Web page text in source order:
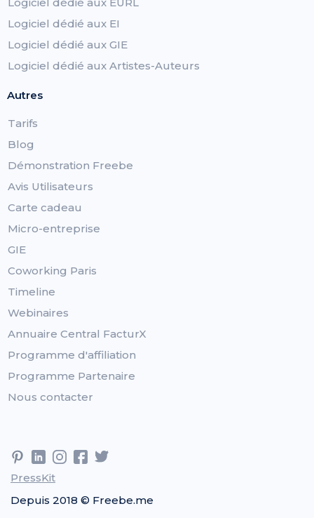
Logiciel dédié aux EI
Logiciel dédié aux GIE
Logiciel dédié aux Artistes-Auteurs
Autres
Tarifs
Blog
Démonstration Freebe
Avis Utilisateurs
Carte cadeau
Micro-entreprise
GIE
Coworking Paris
Timeline
Webinaires
Annuaire Central FacturX
Programme d'affiliation
Programme Partenaire
Nous contacter
PressKit
Depuis 2018 © Freebe.me